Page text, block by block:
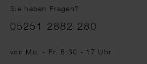
Sie haben Fragen?
Telefonnummer
05251 2882 280
von Mo. - Fr. 8:30 - 17 Uhr